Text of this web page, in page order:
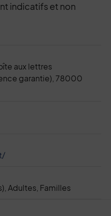
indicatifs et non
aux lettres
garantie), 78000
Adultes, Familles